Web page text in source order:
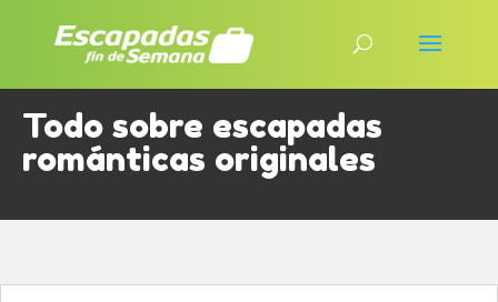
Todo sobre escapadas
románticas originales